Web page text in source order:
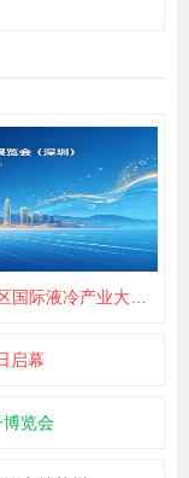
会暨展览会（深圳）
启幕
览会